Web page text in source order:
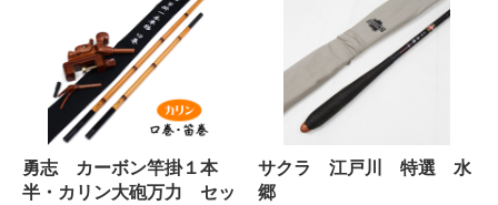
勇志 カーボン竿掛１本
半・カリン大砲万力 セッ
サクラ 江戸川 特選 水
郷